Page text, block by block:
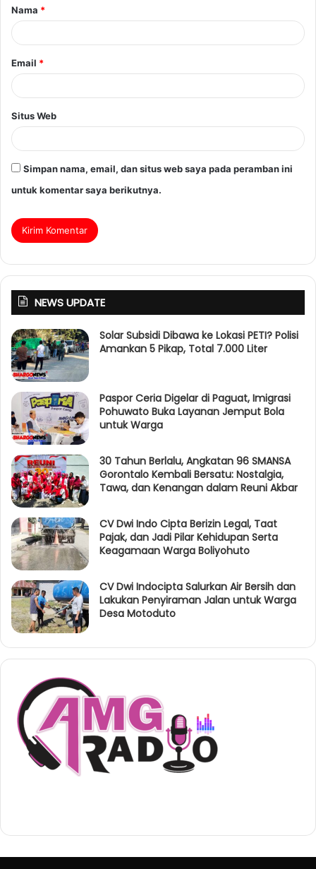
Nama *
Email *
Situs Web
Simpan nama, email, dan situs web saya pada peramban ini
untuk komentar saya berikutnya.
NEWS UPDATE
Solar Subsidi Dibawa ke Lokasi PETI? Polisi
Amankan 5 Pikap, Total 7.000 Liter
Paspor Ceria Digelar di Paguat, Imigrasi
Pohuwato Buka Layanan Jemput Bola
untuk Warga
30 Tahun Berlalu, Angkatan 96 SMANSA
Gorontalo Kembali Bersatu: Nostalgia,
Tawa, dan Kenangan dalam Reuni Akbar
CV Dwi Indo Cipta Berizin Legal, Taat
Pajak, dan Jadi Pilar Kehidupan Serta
Keagamaan Warga Boliyohuto
CV Dwi Indocipta Salurkan Air Bersih dan
Lakukan Penyiraman Jalan untuk Warga
Desa Motoduto